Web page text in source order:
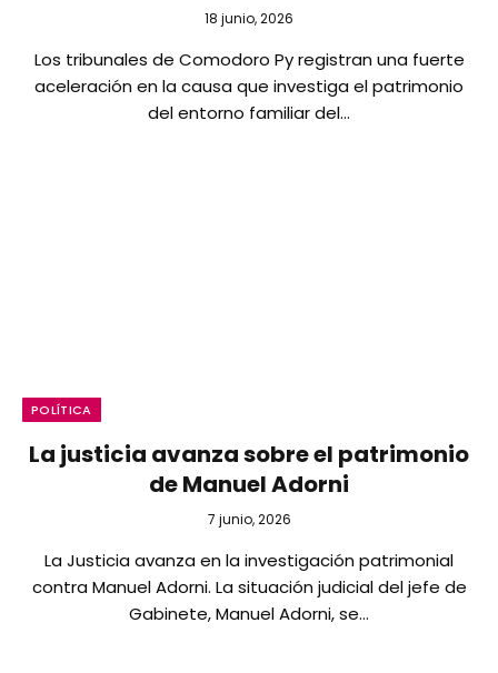
18 junio, 2026
Los tribunales de Comodoro Py registran una fuerte
aceleración en la causa que investiga el patrimonio
del entorno familiar del…
POLÍTICA
La justicia avanza sobre el patrimonio
de Manuel Adorni
7 junio, 2026
La Justicia avanza en la investigación patrimonial
contra Manuel Adorni. La situación judicial del jefe de
Gabinete, Manuel Adorni, se…